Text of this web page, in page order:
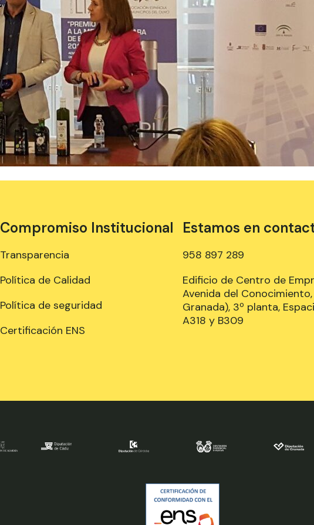
Compromiso Institucional
Transparencia
Política de Calidad
Política de seguridad
Certificación ENS
Estamos en
958 897 289
Edificio de Centro de
Avenida del Conocimiento,
Granada), 3º planta,
A318 y B309